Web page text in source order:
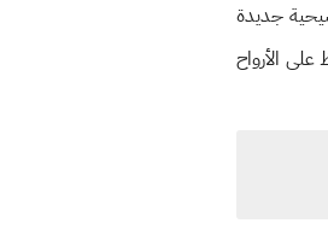
جديدة
على الأرواح